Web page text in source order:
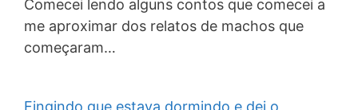
Comecei lendo alguns contos que comecei a
me aproximar dos relatos de machos que
começaram…
Fingindo que estava dormindo e dei o